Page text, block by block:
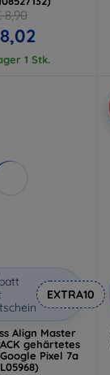
8,90
1 Stk.
EXTRA10
Align Master
gehärtetes
Pixel 7a